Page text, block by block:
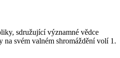
sdružující významné vědce
na svém valném shromáždění volí 1.